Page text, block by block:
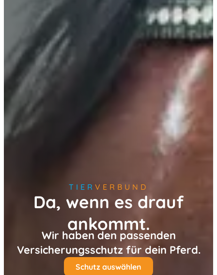
TIER VERBUND
Da, wenn es drauf
ankommt.
Wir haben den passenden
Versicherungsschutz für dein Pferd.
Schutz auswählen